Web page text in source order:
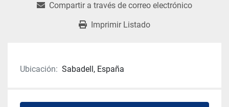
Compartir a través de correo electrónico
Imprimir Listado
Ubicación: Sabadell, España